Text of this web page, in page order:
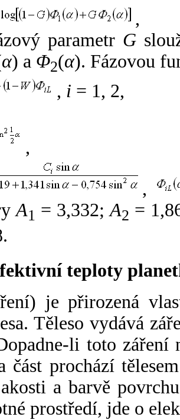
,
parametr G
α) a Φ2(α). Fázovou
, i = 1, 2,
,
,
A1 = 3,332;A2 =
teploty
je přirozená
Těleso vydává
li toto záření
část prochází
a barvě
prostředí, jde o